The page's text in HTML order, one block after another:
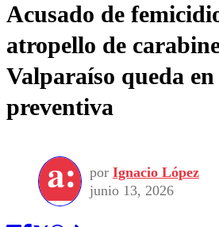
Frecuencias
Agricultura TV
Deportes
Colo Colo
Motor
Torneo Internacional
Torneo Nacional
Entretención
Internacional
Nacional
Vida Social
Programas
Comercial
Acusado de
atropello de
Valparaíso queda
preventiva
por Ignacio López
junio 13, 2026